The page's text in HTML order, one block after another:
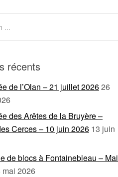
récents
de l’Olan – 21 juillet 202626
des Arêtes de la Bruyère –
Cerces – 10 juin 2026 13 juin
de blocs à Fontainebleau – Mai
mai 2026